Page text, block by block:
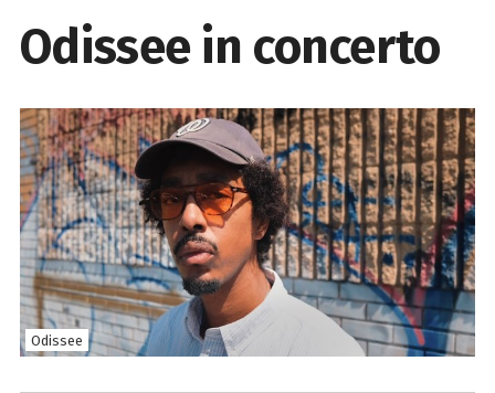
Odissee in concerto
Odissee